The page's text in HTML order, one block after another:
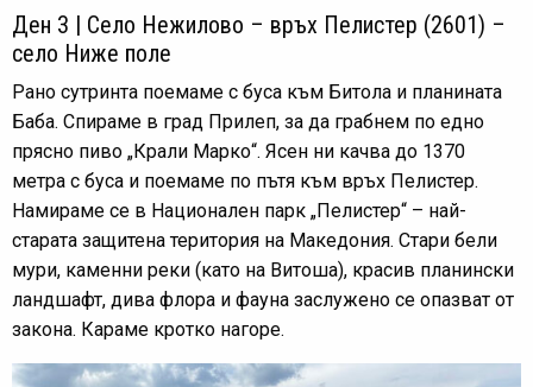
Ден 3 | Село Нежилово – връх Пелистер (2601) –
село Ниже поле
Рано сутринта поемаме с буса към Битола и планината
Баба. Спираме в град Прилеп, за да грабнем по едно
прясно пиво „Крали Марко“. Ясен ни качва до 1370
метра с буса и поемаме по пътя към връх Пелистер.
Намираме се в Национален парк „Пелистер“ – най-
старата защитена територия на Македония. Стари бели
мури, каменни реки (като на Витоша), красив планински
ландшафт, дива флора и фауна заслужено се опазват от
закона. Караме кротко нагоре.